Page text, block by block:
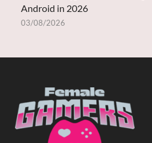
Android in 2026
03/08/2026